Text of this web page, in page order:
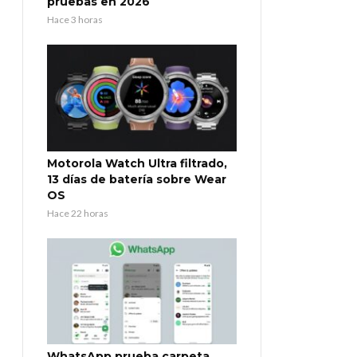
Hace 3 horas
Motorola Watch Ultra filtrado,
13 días de batería sobre Wear
OS
Hace 22 horas